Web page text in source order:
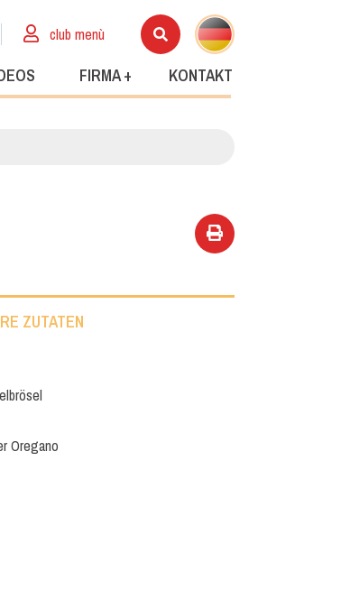
club menù
FIRMA + KONTAKT
ZUTATEN
Oregano